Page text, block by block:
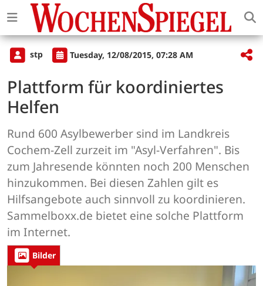
stp Tuesday, 12/08/2015, 07:28 AM
Plattform für koordiniertes
Helfen
Rund 600 Asylbewerber sind im Landkreis
Cochem-Zell zurzeit im "Asyl-Verfahren". Bis
zum Jahresende könnten noch 200 Menschen
hinzukommen. Bei diesen Zahlen gilt es
Hilfsangebote auch sinnvoll zu koordinieren.
Sammelboxx.de bietet eine solche Plattform
im Internet.
Bilder